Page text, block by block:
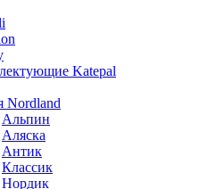
Katepal
Nordland
Альпин
Аляска
Антик
Классик
Нордик